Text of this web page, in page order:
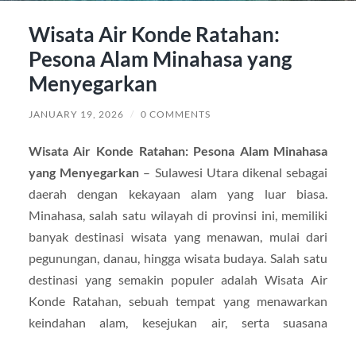
Wisata Air Konde Ratahan:
Pesona Alam Minahasa yang
Menyegarkan
JANUARY 19, 2026 / 0 COMMENTS
Wisata Air Konde Ratahan: Pesona Alam Minahasa
yang Menyegarkan – Sulawesi Utara dikenal sebagai
daerah dengan kekayaan alam yang luar biasa.
Minahasa, salah satu wilayah di provinsi ini, memiliki
banyak destinasi wisata yang menawan, mulai dari
pegunungan, danau, hingga wisata budaya. Salah satu
destinasi yang semakin populer adalah Wisata Air
Konde Ratahan, sebuah tempat yang menawarkan
keindahan alam, kesejukan air, serta suasana